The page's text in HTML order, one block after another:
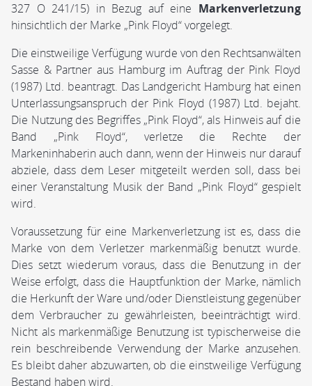
327 O 241/15) in Bezug auf eine Markenverletzung
hinsichtlich der Marke „Pink Floyd“ vorgelegt.
Die einstweilige Verfügung wurde von den Rechtsanwälten
Sasse & Partner aus Hamburg im Auftrag der Pink Floyd
(1987) Ltd. beantragt. Das Landgericht Hamburg hat einen
Unterlassungsanspruch der Pink Floyd (1987) Ltd. bejaht.
Die Nutzung des Begriffes „Pink Floyd“, als Hinweis auf die
Band „Pink Floyd“, verletze die Rechte der
Markeninhaberin auch dann, wenn der Hinweis nur darauf
abziele, dass dem Leser mitgeteilt werden soll, dass bei
einer Veranstaltung Musik der Band „Pink Floyd“ gespielt
wird.
Voraussetzung für eine Markenverletzung ist es, dass die
Marke von dem Verletzer markenmäßig benutzt wurde.
Dies setzt wiederum voraus, dass die Benutzung in der
Weise erfolgt, dass die Hauptfunktion der Marke, nämlich
die Herkunft der Ware und/oder Dienstleistung gegenüber
dem Verbraucher zu gewährleisten, beeinträchtigt wird.
Nicht als markenmäßige Benutzung ist typischerweise die
rein beschreibende Verwendung der Marke anzusehen.
Es bleibt daher abzuwarten, ob die einstweilige Verfügung
Bestand haben wird.